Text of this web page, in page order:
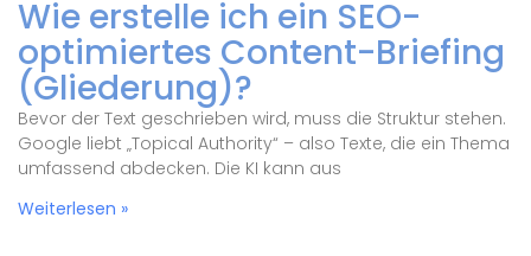
Wie erstelle ich ein SEO-
optimiertes Content-Briefing
(Gliederung)?
Bevor der Text geschrieben wird, muss die Struktur stehen.
Google liebt „Topical Authority“ – also Texte, die ein Thema
umfassend abdecken. Die KI kann aus
Weiterlesen »